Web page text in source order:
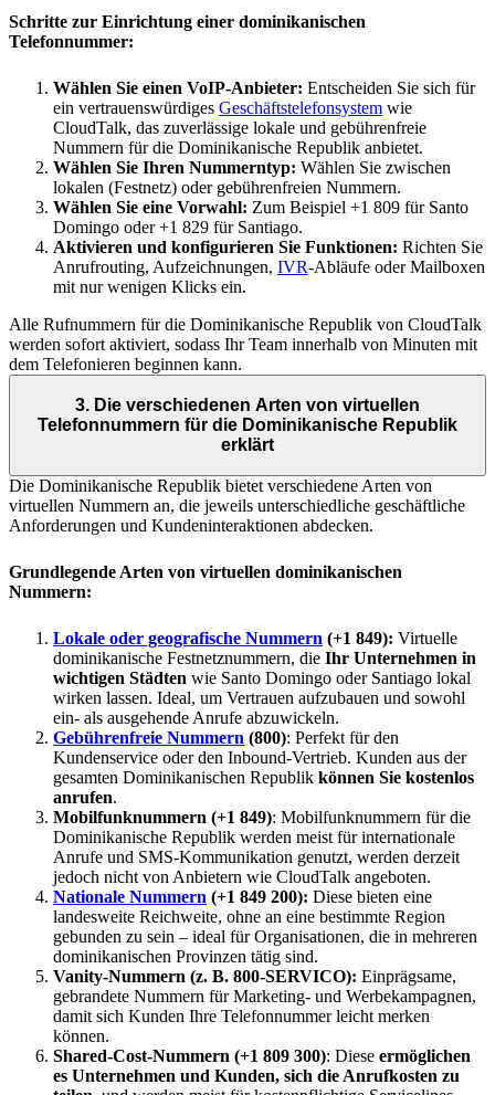
Schritte zur Einrichtung einer dominikanischen
Telefonnummer:
Wählen Sie einen VoIP-Anbieter: Entscheiden Sie sich für
ein vertrauenswürdiges Geschäftstelefonsystem wie
CloudTalk, das zuverlässige lokale und gebührenfreie
Nummern für die Dominikanische Republik anbietet.
Wählen Sie Ihren Nummerntyp: Wählen Sie zwischen
lokalen (Festnetz) oder gebührenfreien Nummern.
Wählen Sie eine Vorwahl: Zum Beispiel +1 809 für Santo
Domingo oder +1 829 für Santiago.
Aktivieren und konfigurieren Sie Funktionen: Richten Sie
Anrufrouting, Aufzeichnungen, IVR-Abläufe oder Mailboxen
mit nur wenigen Klicks ein.
Alle Rufnummern für die Dominikanische Republik von CloudTalk
werden sofort aktiviert, sodass Ihr Team innerhalb von Minuten mit
dem Telefonieren beginnen kann.
3. Die verschiedenen Arten von virtuellen
Telefonnummern für die Dominikanische Republik
erklärt
Die Dominikanische Republik bietet verschiedene Arten von
virtuellen Nummern an, die jeweils unterschiedliche geschäftliche
Anforderungen und Kundeninteraktionen abdecken.
Grundlegende Arten von virtuellen dominikanischen
Nummern:
Lokale oder geografische Nummern (+1 849): Virtuelle
dominikanische Festnetznummern, die Ihr Unternehmen in
wichtigen Städten wie Santo Domingo oder Santiago lokal
wirken lassen. Ideal, um Vertrauen aufzubauen und sowohl
ein- als ausgehende Anrufe abzuwickeln.
Gebührenfreie Nummern (800): Perfekt für den
Kundenservice oder den Inbound-Vertrieb. Kunden aus der
gesamten Dominikanischen Republik können Sie kostenlos
anrufen.
Mobilfunknummern (+1 849): Mobilfunknummern für die
Dominikanische Republik werden meist für internationale
Anrufe und SMS-Kommunikation genutzt, werden derzeit
jedoch nicht von Anbietern wie CloudTalk angeboten.
Nationale Nummern (+1 849 200): Diese bieten eine
landesweite Reichweite, ohne an eine bestimmte Region
gebunden zu sein – ideal für Organisationen, die in mehreren
dominikanischen Provinzen tätig sind.
Vanity-Nummern (z. B. 800-SERVICO): Einprägsame,
gebrandete Nummern für Marketing- und Werbekampagnen,
damit sich Kunden Ihre Telefonnummer leicht merken
können.
Shared-Cost-Nummern (+1 809 300): Diese ermöglichen
es Unternehmen und Kunden, sich die Anrufkosten zu